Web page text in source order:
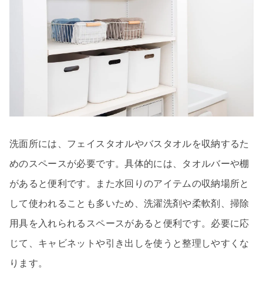
洗面所には、フェイスタオルやバスタオルを収納するた
めのスペースが必要です。具体的には、タオルバーや棚
があると便利です。また水回りのアイテムの収納場所と
して使われることも多いため、洗濯洗剤や柔軟剤、掃除
用具を入れられるスペースがあると便利です。必要に応
じて、キャビネットや引き出しを使うと整理しやすくな
ります。